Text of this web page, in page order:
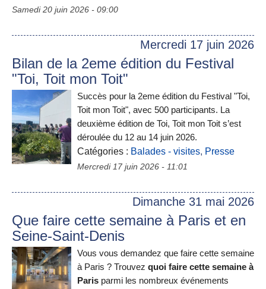
Samedi 20 juin 2026 - 09:00
Mercredi 17 juin 2026
Bilan de la 2eme édition du Festival
"Toi, Toit mon Toit"
Succès pour la 2eme édition du Festival "Toi,
Toit mon Toit", avec 500 participants. La
deuxième édition de Toi, Toit mon Toit s’est
déroulée du 12 au 14 juin 2026.
Catégories : Balades - visites, Presse
Mercredi 17 juin 2026 - 11:01
Dimanche 31 mai 2026
Que faire cette semaine à Paris et en
Seine-Saint-Denis
Vous vous demandez que faire cette semaine
à Paris ? Trouvez quoi faire cette semaine à
Paris parmi les nombreux événements